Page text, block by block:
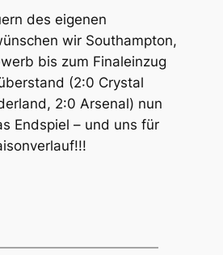
des eigenen
wir Southampton,
bis zum Finaleinzug
(2:0 Crystal
2:0 Arsenal) nun
Endspiel – und uns für